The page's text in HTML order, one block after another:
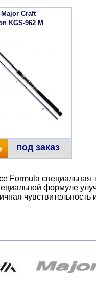
Craft
KGS-962 M
под заказ
Formula специальная
формуле
чувствительность